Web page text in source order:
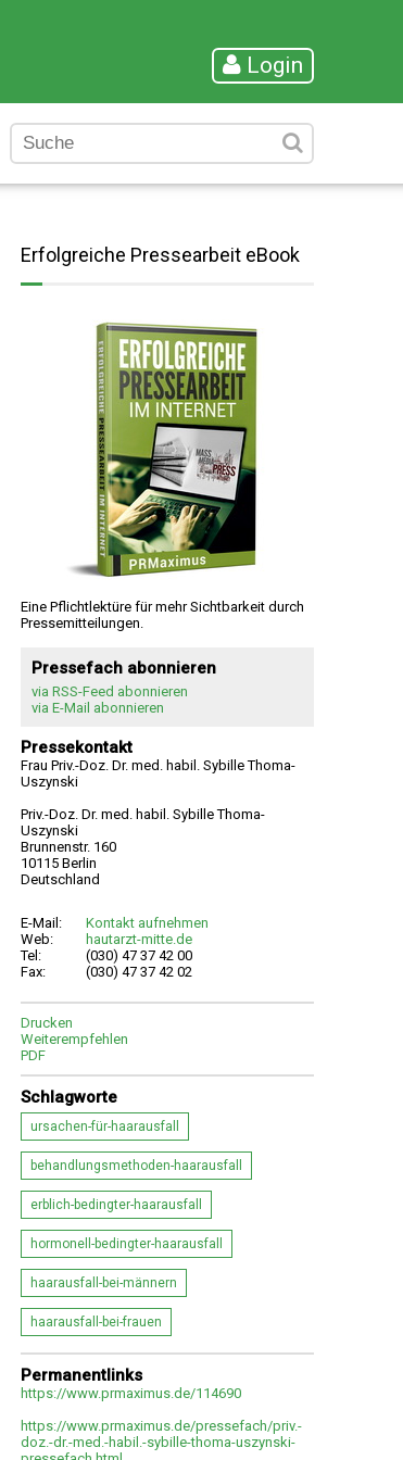
Login
Erfolgreiche Pressearbeit eBook
Eine Pflichtlektüre für mehr Sichtbarkeit durch
Pressemitteilungen.
Pressefach abonnieren
via RSS-Feed abonnieren
via E-Mail abonnieren
Pressekontakt
Frau Priv.-Doz. Dr. med. habil. Sybille Thoma-
Uszynski
Priv.-Doz. Dr. med. habil. Sybille Thoma-
Uszynski
Brunnenstr. 160
10115 Berlin
Deutschland
E-Mail:
Kontakt aufnehmen
Web:
hautarzt-mitte.de
Tel:
(030) 47 37 42 00
Fax:
(030) 47 37 42 02
Drucken
Weiterempfehlen
PDF
Schlagworte
ursachen-für-haarausfall
behandlungsmethoden-haarausfall
erblich-bedingter-haarausfall
hormonell-bedingter-haarausfall
haarausfall-bei-männern
haarausfall-bei-frauen
Permanentlinks
https://www.prmaximus.de/114690
https://www.prmaximus.de/pressefach/priv.-
doz.-dr.-med.-habil.-sybille-thoma-uszynski-